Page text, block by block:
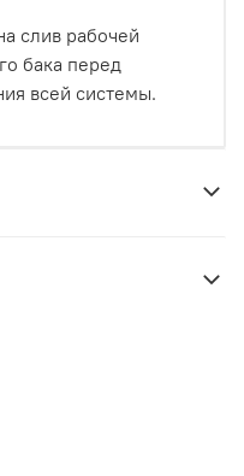
слив рабочей
бака перед
всей системы.